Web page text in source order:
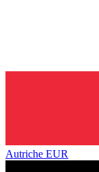
Autriche EUR